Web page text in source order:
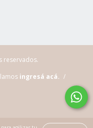
reservados.
ingresá acá. /